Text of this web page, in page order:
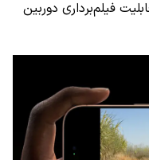
فیلم‌برداری دوربین